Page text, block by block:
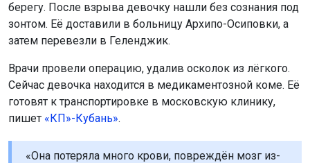
берегу. После взрыва девочку нашли без сознания под
зонтом. Её доставили в больницу Архипо-Осиповки, а
затем перевезли в Геленджик.
Врачи провели операцию, удалив осколок из лёгкого.
Сейчас девочка находится в медикаментозной коме. Её
готовят к транспортировке в московскую клинику,
пишет «КП»-Кубань».
«Она потеряла много крови, повреждён мозг из-